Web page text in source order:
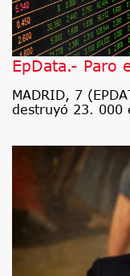
EpData.- Paro
MADRID, 7
destruyó 23. 000